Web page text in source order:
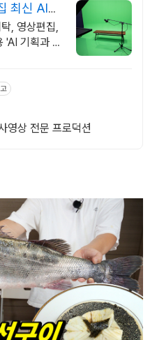
최신 AI활
, 영상편집,
'AI 기획과 편
영상 전문 프로덕션